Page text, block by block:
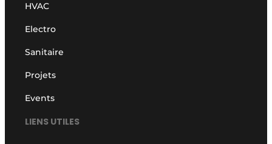
HVAC
Electro
Sanitaire
Projets
Events
LIENS UTILES